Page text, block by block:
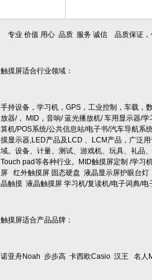
专业 价值 用心 品质 服务 诚信 品质保证，
触摸屏适合行业领域：
手持设备，学习机，GPS，工业控制，车载，
放器/， MID，音响/ 蓝光播放机/ 车用显示器/
算机/POS系统/公共信息站/电子书/汽车导航系
摸显示器,LED产品及LCD 、LCM产品，广泛
域。设备、计量、测试、游戏机、玩具、礼品
Touch pad等各种行业。MID触摸屏定制 /学习
屏 红外触摸屏 固态硬盘 液晶显示屏护眼台
晶触摸 液晶触摸屏 学习机/复读机/电子词典/
触摸屏适合产品品牌：
诺亚舟Noah 步步高 卡西欧Casio 汉王 名